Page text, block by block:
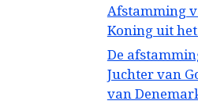
Afstamming
Koning uit
De
Juchter van
van